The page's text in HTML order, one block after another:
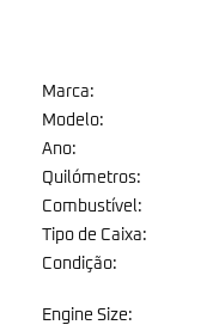
Marca:
Modelo:
Ano:
Quilómetros:
Combustível:
Tipo de Caixa:
Condição:
Engine Size: